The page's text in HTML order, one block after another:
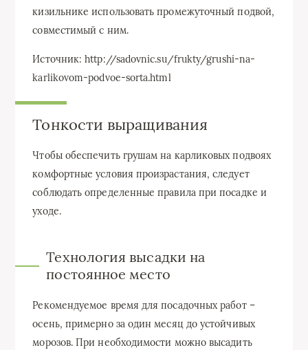
кизильнике использовать промежуточный подвой,
совместимый с ним.
Источник: http://sadovnic.su/frukty/grushi-na-
karlikovom-podvoe-sorta.html
Тонкости выращивания
Чтобы обеспечить грушам на карликовых подвоях
комфортные условия произрастания, следует
соблюдать определенные правила при посадке и
уходе.
Технология высадки на
постоянное место
Рекомендуемое время для посадочных работ –
осень, примерно за один месяц до устойчивых
морозов. При необходимости можно высадить